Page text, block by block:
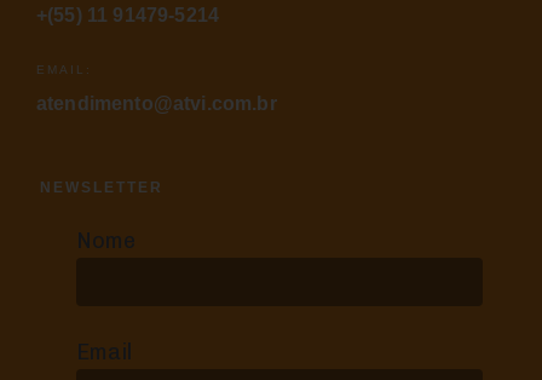
+(55) 11 91479-5214
EMAIL:
atendimento@atvi.com.br
NEWSLETTER
Nome
Email